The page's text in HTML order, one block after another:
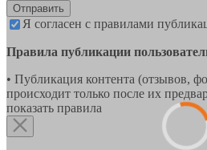
Отправить
Я согласен с правилами
Правила публикации
• Публикация контента (отзывов,
происходит только после их
показать правила